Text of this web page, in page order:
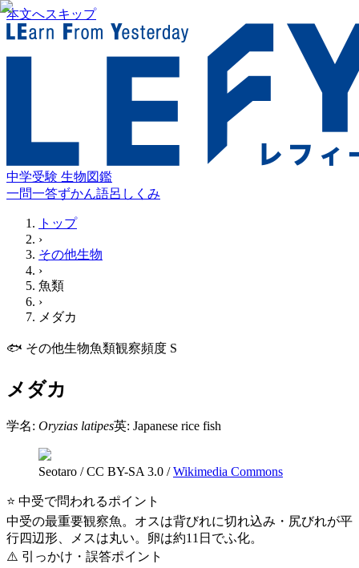
本文へスキップ
中学受験 生物図鑑
一問一答ずかん語呂 しくみ
トップ
›
その他生物
›
魚類
›
メダカ
🐟 その他生物魚類観察頻度 S
メダカ
学名: Oryzias latipes英: Japanese rice fish
Seotaro /CC BY-SA 3.0 / Wikimedia Commons
⭐ 中受で問われるポイント
中受の最重要観察魚。オスは背びれに切れ込み・尻びれが平
行四辺形、メスは丸い。卵は約11日でふ化。
⚠️ 引っかけ・誤答ポイント